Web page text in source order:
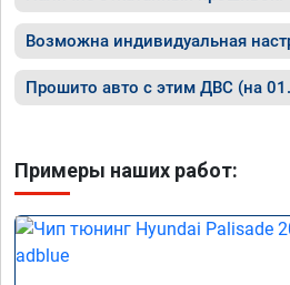
Возможна индивидуальная
Прошито авто с этим ДВС (на
Примеры наших работ: